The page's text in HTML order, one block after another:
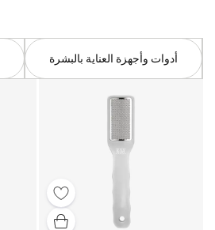
أدوات وأجهزة العناية بالبشرة